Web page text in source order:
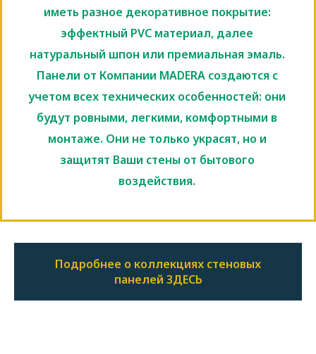
иметь разное декоративное покрытие:
эффектный PVC материал, далее
натуральный шпон или премиальная эмаль.
Панели от Компании MADERA создаются с
учетом всех технических особенностей: они
будут ровными, легкими, комфортными в
монтаже. Они не только украсят, но и
защитят Ваши стены от бытового
воздействия.
Подробнее о коллекциях стеновых
панелей ЗДЕСЬ